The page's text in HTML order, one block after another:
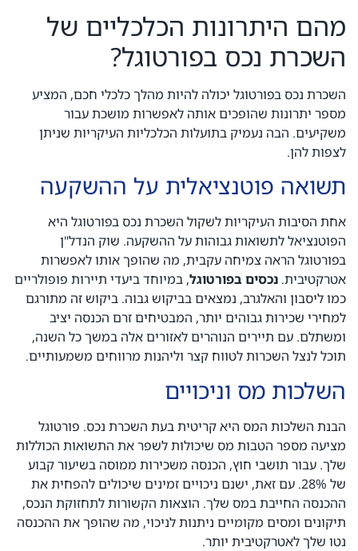
מהם היתרונות הכלכליים של
השכרת נכס בפורטוגל?
השכרת נכס בפורטוגל יכולה להיות מהלך כלכלי חכם, המציע
מספר יתרונות שהופכים אותה לאפשרות מושכת עבור
משקיעים. הבה נעמיק בתועלות הכלכליות העיקריות שניתן
לצפות להן.
תשואה פוטנציאלית על ההשקעה
אחת הסיבות העיקריות לשקול השכרת נכס בפורטוגל היא
הפוטנציאל לתשואות גבוהות על ההשקעה. שוק הנדל"ן
בפורטוגל הראה צמיחה עקבית, מה שהופך אותו לאפשרות
אטרקטיבית. נכסים בפורטוגל, במיוחד ביעדי תיירות פופולריים
כמו ליסבון והאלגרב, נמצאים בביקוש גבוה. ביקוש זה מתורגם
למחירי שכירות גבוהים יותר, המבטיחים זרם הכנסה יציב
ומשתלם. עם תיירים הנוהרים לאזורים אלה במשך כל השנה,
תוכל לנצל השכרות לטווח קצר וליהנות מרווחים משמעותיים.
השלכות מס וניכויים
הבנת השלכות המס היא קריטית בעת השכרת נכס. פורטוגל
מציעה מספר הטבות מס שיכולות לשפר את התשואות הכוללות
שלך. עבור תושבי חוץ, הכנסה משכירות ממוסה בשיעור קבוע
של 28%. עם זאת, ישנם ניכויים זמינים שיכולים להפחית את
ההכנסה החייבת במס שלך. הוצאות הקשורות לתחזוקת הנכס,
תיקונים ומסים מקומיים ניתנות לניכוי, מה שהופך את ההכנסה
נטו שלך לאטרקטיבית יותר.